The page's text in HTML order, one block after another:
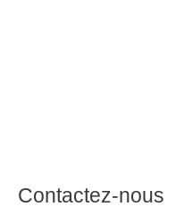
Contactez-nous